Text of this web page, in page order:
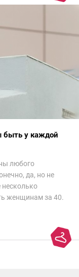
быть у каждой
любого
да, но не
несколько
женщинам за 40.